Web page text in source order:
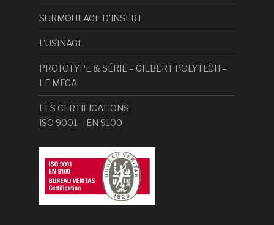
SURMOULAGE D’INSERT
L’USINAGE
PROTOTYPE & SÉRIE – GILBERT POLYTECH –
LF MECA
LES CERTIFICATIONS
ISO 9001 – EN 9100